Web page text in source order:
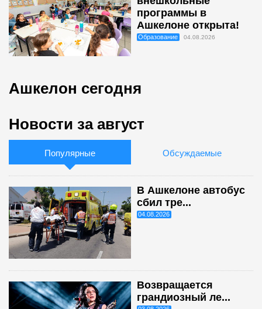
программы в
Ашкелоне открыта!
Образование 04.08.2026
Ашкелон сегодня
Новости за август
Популярные Обсуждаемые
В Ашкелоне автобус
сбил тре...
04.08.2026
Возвращается
грандиозный ле...